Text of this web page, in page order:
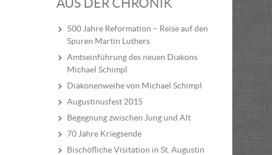
AUS DER CHRONIK
500 Jahre Reformation – Reise auf den
Spuren Martin Luthers
Amtseinführung des neuen Diakons
Michael Schimpl
Diakonenweihe von Michael Schimpl
Augustinusfest 2015
Begegnung zwischen Jung und Alt
70 Jahre Kriegsende
Bischöfliche Visitation in St. Augustin